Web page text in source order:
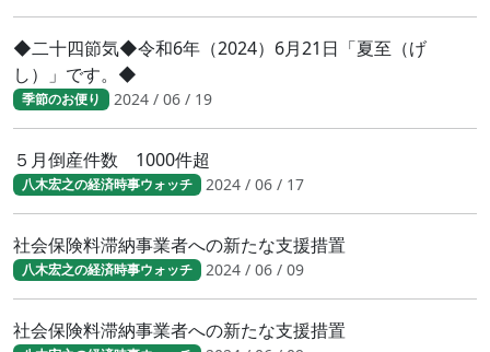
◆二十四節気◆令和6年（2024）6月21日「夏至（げ
し）」です。◆
季節のお便り 2024 / 06 / 19
５月倒産件数 1000件超
八木宏之の経済時事ウォッチ 2024 / 06 / 17
社会保険料滞納事業者への新たな支援措置
八木宏之の経済時事ウォッチ 2024 / 06 / 09
社会保険料滞納事業者への新たな支援措置